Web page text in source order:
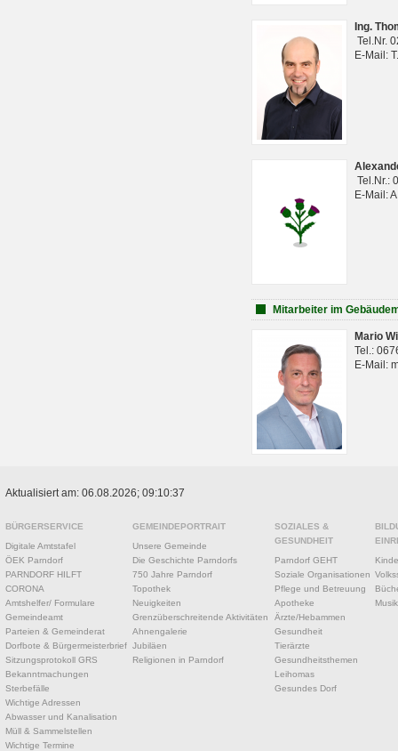
Ing.
Tel.Nr.
E-Mail:
Tel.Nr.:
E-Mail:
Mitarbeiter im
Mario
Tel.:
E-Mail:
Aktualisiert am: 06.08.2026; 09:10:37
BÜRGERSERVICE
Digitale Amtstafel
ÖEK Parndorf
PARNDORF HILFT
CORONA
Amtshelfer/ Formulare
Gemeindeamt
Parteien & Gemeinderat
Dorfbote & Bürgermeisterbrief
Sitzungsprotokoll GRS
Bekanntmachungen
Sterbefälle
Wichtige Adressen
Abwasser und Kanalisation
Müll & Sammelstellen
Wichtige Termine
GEMEINDEPORTRAIT
Unsere Gemeinde
Die Geschichte Parndorfs
750 Jahre Parndorf
Topothek
Neuigkeiten
Grenzüberschreitende Aktivitäten
Ahnengalerie
Jubiläen
Religionen in Parndorf
SOZIALES &
GESUNDHEIT
Parndorf GEHT
Soziale Organisationen
Pflege und Betreuung
Apotheke
Ärzte/Hebammen
Gesundheit
Tierärzte
Gesundheitsthemen
Leihomas
Gesundes Dorf